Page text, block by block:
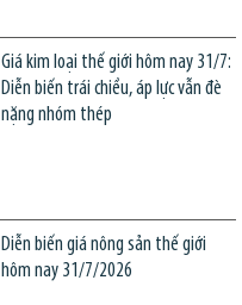
Giá kim loại thế giới hôm nay 31/7:
Diễn biến trái chiều, áp lực vẫn đè
nặng nhóm thép
Diễn biến giá nông sản thế giới
hôm nay 31/7/2026